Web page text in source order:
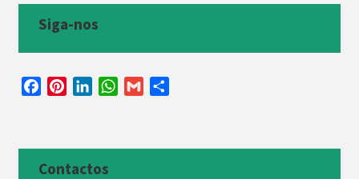
Siga-nos
b
e
W
Contactos